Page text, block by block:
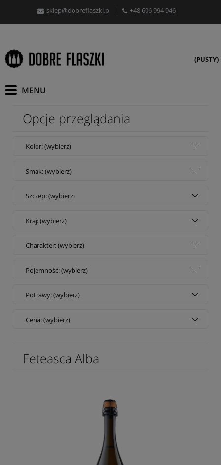
sklep@dobreflaszki.pl +48 606 994 946
(PUSTY)
Opcje przeglądania
Kolor: (wybierz)
Smak: (wybierz)
Szczep: (wybierz)
Kraj: (wybierz)
Charakter: (wybierz)
Pojemność: (wybierz)
Potrawy: (wybierz)
Cena: (wybierz)
Feteasca Alba